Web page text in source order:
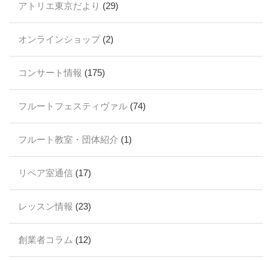
アトリエ東京だより (29)
オンラインショップ(2)
コンサート情報 (175)
フルートフェスティヴァル (74)
フルート教室・団体紹介 (1)
リペア室通信 (17)
レッスン情報 (23)
創業者コラム (12)